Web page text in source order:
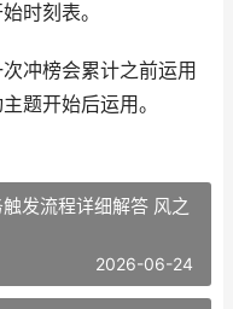
时刻表。
冲榜会累计之前运用
题开始后运用。
发流程详细解答 风之
2026-06-24